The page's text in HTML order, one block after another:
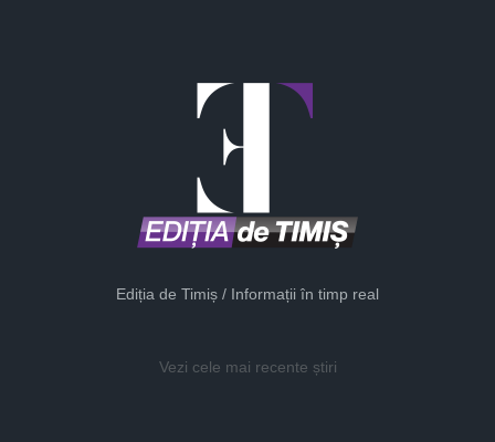
Ediția de Timiș / Informații în timp real
Vezi cele mai recente știri